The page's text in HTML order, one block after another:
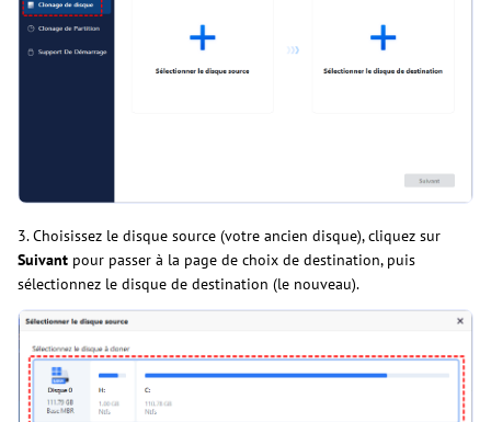
3. Choisissez le disque source (votre ancien disque), cliquez sur
Suivant pour passer à la page de choix de destination, puis
sélectionnez le disque de destination (le nouveau).